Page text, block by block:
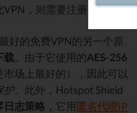
VPN，则需要注册。
好的免费VPN的另一个原
载。由于它使用的AES-256
市场上最好的），因此可以
。 此外，Hotspot Shield
志策略， 它用匿名代理IP